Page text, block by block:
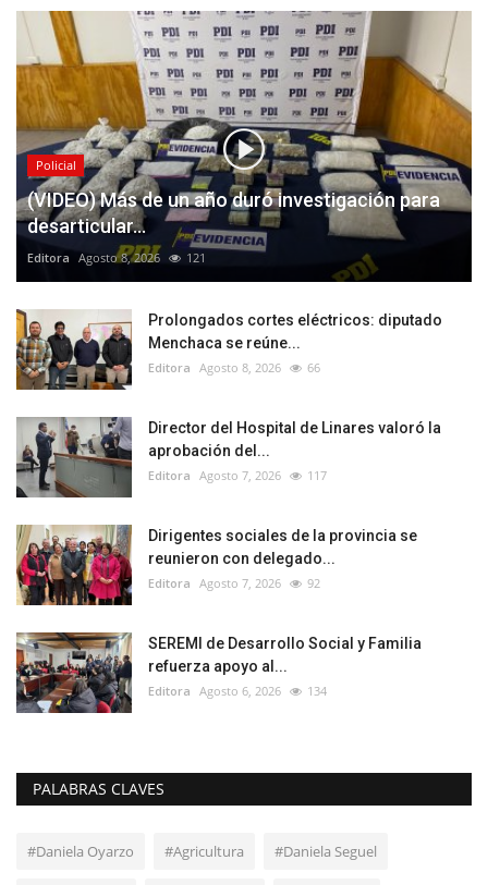
Policial
(VIDEO) Más de un año duró investigación para
desarticular...
Editora Agosto 8, 2026 121
Prolongados cortes eléctricos: diputado
Menchaca se reúne...
Editora Agosto 8, 2026 66
Director del Hospital de Linares valoró la
aprobación del...
Editora Agosto 7, 2026 117
Dirigentes sociales de la provincia se
reunieron con delegado...
Editora Agosto 7, 2026 92
SEREMI de Desarrollo Social y Familia
refuerza apoyo al...
Editora Agosto 6, 2026 134
PALABRAS CLAVES
#Daniela Oyarzo #Agricultura #Daniela Seguel